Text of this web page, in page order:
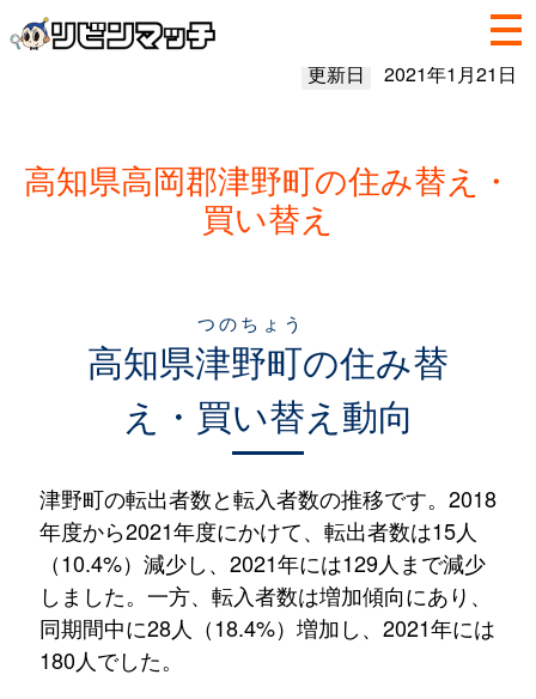
更新日 2021年1月21日
高知県高岡郡津野町の住み替え・
買い替え
高知県津野町
つのちょう
の住み替
え・買い替え動向
津野町の転出者数と転入者数の推移です。2018
年度から2021年度にかけて、転出者数は15人
（10.4%）減少し、2021年には129人まで減少
しました。一方、転入者数は増加傾向にあり、
同期間中に28人（18.4%）増加し、2021年には
180人でした。